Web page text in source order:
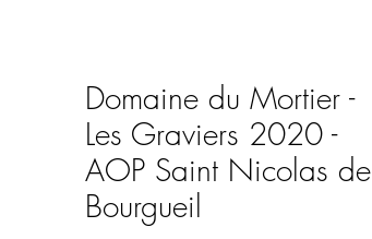
Domaine du Mortier -
Les Graviers 2020 -
AOP Saint Nicolas de
Bourgueil